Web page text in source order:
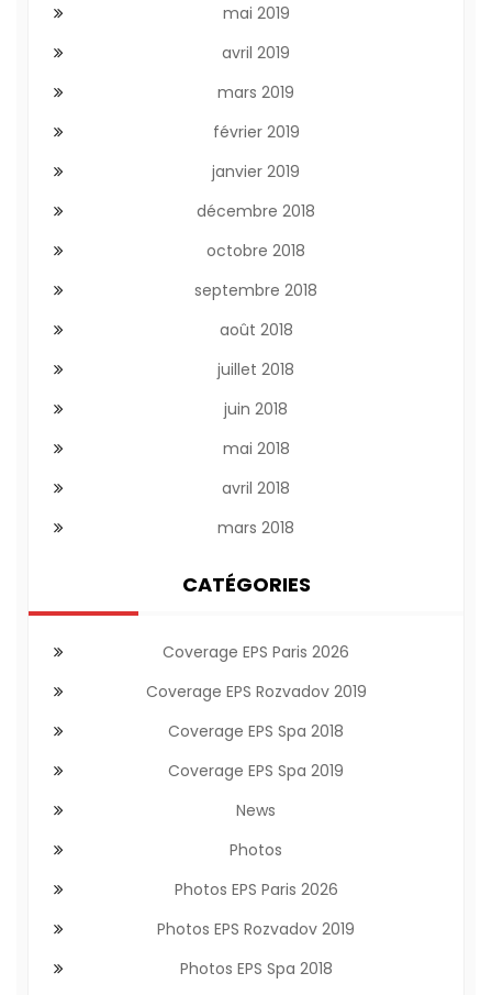
mai 2019
avril 2019
mars 2019
février 2019
janvier 2019
décembre 2018
octobre 2018
septembre 2018
août 2018
juillet 2018
juin 2018
mai 2018
avril 2018
mars 2018
CATÉGORIES
Coverage EPS Paris 2026
Coverage EPS Rozvadov 2019
Coverage EPS Spa 2018
Coverage EPS Spa 2019
News
Photos
Photos EPS Paris 2026
Photos EPS Rozvadov 2019
Photos EPS Spa 2018